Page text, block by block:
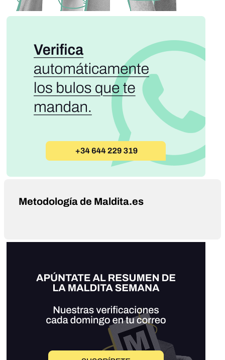
Metodología de Maldita.es